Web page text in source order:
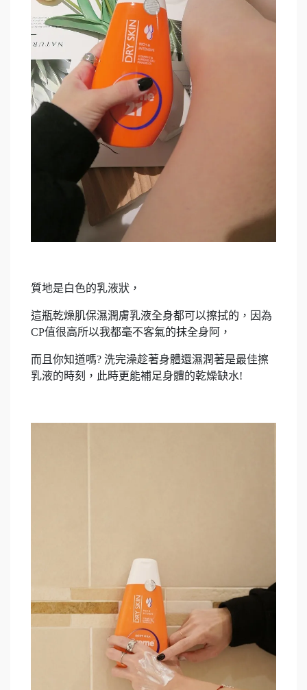
質地是白色的乳液狀，
這瓶乾燥肌保濕潤膚乳液全身都可以擦拭的，因為
CP值很高所以我都毫不客氣的抹全身阿，
而且你知道嗎? 洗完澡趁著身體還濕潤著是最佳擦
乳液的時刻，此時更能補足身體的乾燥缺水!